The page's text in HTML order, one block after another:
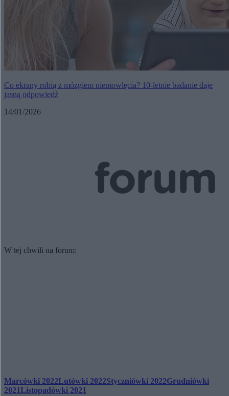
Co ekrany robią z mózgiem niemowlęcia? 10-letnie badanie daje
jasną odpowiedź
14/01/2026
W tej chwili na forum:
Marcówki 2022Lutówki 2022Styczniówki 2022Grudniówki
2021Listopadówki 2021